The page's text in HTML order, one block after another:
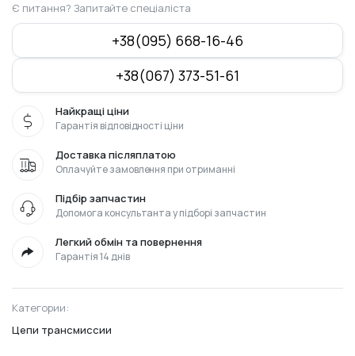
Є питання? Запитайте спеціаліста
+38(095) 668-16-46
+38(067) 373-51-61
Найкращі ціни
Гарантія відповідності ціни
Доставка післяплатою
Оплачуйте замовлення при отриманні
Підбір запчастин
Допомога консультанта у підборі запчастин
Легкий обмін та повернення
Гарантія 14 днів
Категории:
Цепи трансмиссии